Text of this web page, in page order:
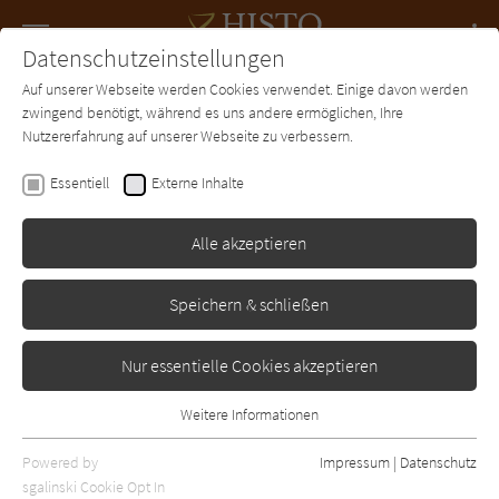
SUCHE Forum Charts Newsletter
Willa Cather
Meine Antonia
Erschienen: Januar 1948 Bibliogr. Angaben
Datenschutzeinstellungen
Auf unserer Webseite werden Cookies verwendet. Einige davon werden
zwingend benötigt, während es uns andere ermöglichen, Ihre
Nutzererfahrung auf unserer Webseite zu verbessern.
Essentiell Externe Inhalte
Alle akzeptieren
Speichern & schließen
Nur essentielle Cookies akzeptieren
Essentielle Cookies werden für grundlegende Funktionen der
Webseite benötigt. Dadurch ist gewährleistet, dass die Webseite
Weitere Informationen
Powered by
sgalinski Cookie Opt In
Impressum | Datenschutz